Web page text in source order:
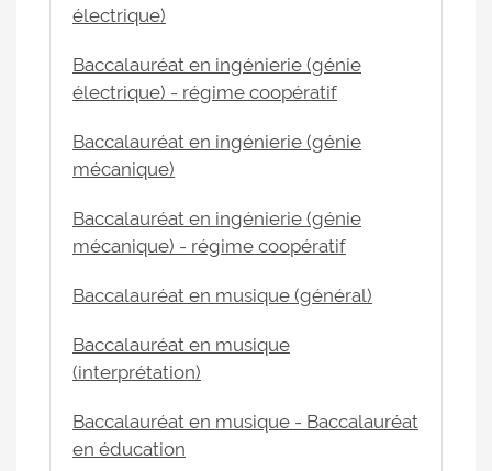
électrique)
Baccalauréat en ingénierie (génie
électrique) - régime coopératif
Baccalauréat en ingénierie (génie
mécanique)
Baccalauréat en ingénierie (génie
mécanique) - régime coopératif
Baccalauréat en musique (général)
Baccalauréat en musique
(interprétation)
Baccalauréat en musique - Baccalauréat
en éducation